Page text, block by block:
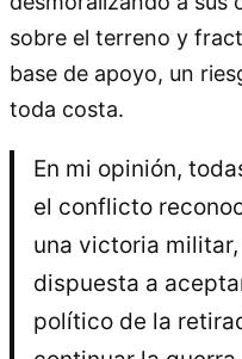
sobre el terreno y
base de apoyo, un
toda costa.
En mi opinión,
el conflicto
una victoria
dispuesta a
político de la